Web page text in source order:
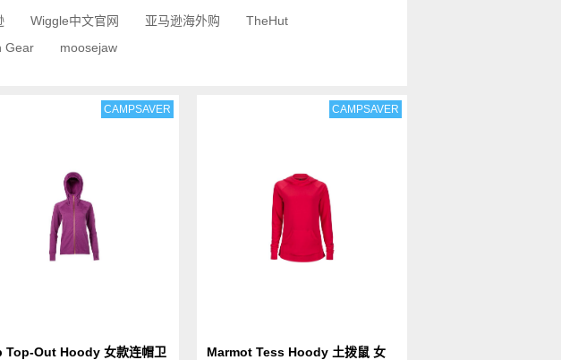
Wiggle中文官网 亚马逊海外购
TheHut
Gear moosejaw
CAMPSAVER
Top-Out Hoody 女款连帽卫
CAMPSAVER
Marmot Tess Hoody 土拨鼠 女